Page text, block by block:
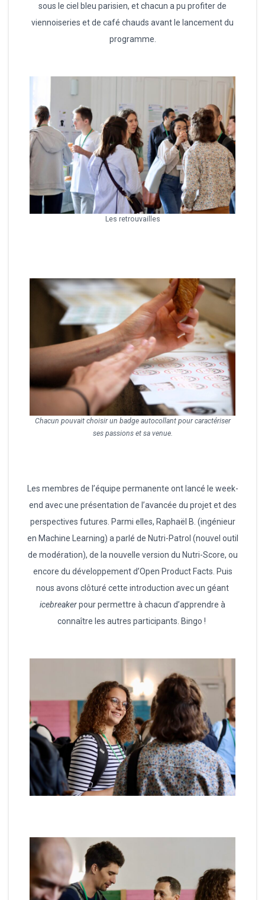
sous le ciel bleu parisien, et chacun a pu profiter de
viennoiseries et de café chauds avant le lancement du
programme.
Les retrouvailles
Chacun pouvait choisir un badge autocollant pour caractériser
ses passions et sa venue.
Les membres de l’équipe permanente ont lancé le week-
end avec une présentation de l’avancée du projet et des
perspectives futures. Parmi elles, Raphaël B. (ingénieur
en Machine Learning) a parlé de Nutri-Patrol (nouvel outil
de modération), de la nouvelle version du Nutri-Score, ou
encore du développement d’Open Product Facts. Puis
nous avons clôturé cette introduction avec un géant
icebreakerpour permettre à chacun d’apprendre à
connaître les autres participants. Bingo !